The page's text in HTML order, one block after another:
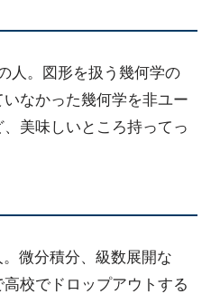
人。図形を扱う幾何学の
なかった幾何学を非ユー
美味しいところ持ってっ
微分積分、級数展開な
校でドロップアウトする